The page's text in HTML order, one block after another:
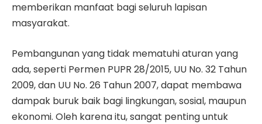
memberikan manfaat bagi seluruh lapisan
masyarakat.
Pembangunan yang tidak mematuhi aturan yang
ada, seperti Permen PUPR 28/2015, UU No. 32 Tahun
2009, dan UU No. 26 Tahun 2007, dapat membawa
dampak buruk baik bagi lingkungan, sosial, maupun
ekonomi. Oleh karena itu, sangat penting untuk